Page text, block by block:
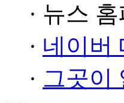
· 뉴스
· 네이버
· 그곳이